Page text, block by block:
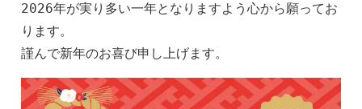
2026年が実り多い一年となりますよう心から願ってお
ります。
謹んで新年のお喜び申し上げます。